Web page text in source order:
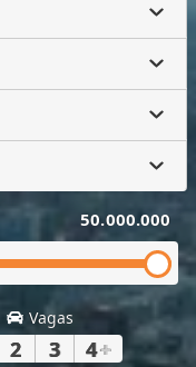
50.000.000
Vagas
2 3 4+